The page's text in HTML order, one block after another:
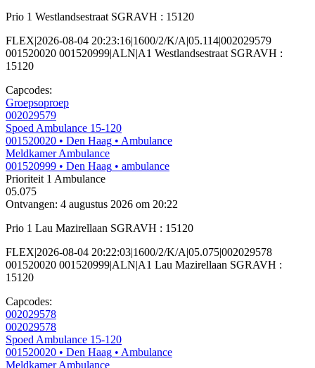
Prio 1 Westlandsestraat SGRAVH : 15120
FLEX|2026-08-04 20:23:16|1600/2/K/A|05.114|002029579
001520020 001520999|ALN|A1 Westlandsestraat SGRAVH :
15120
Capcodes:
Groepsoproep
002029579
Spoed Ambulance 15-120
001520020 • Den Haag • Ambulance
Meldkamer Ambulance
001520999 • Den Haag • ambulance
Prioriteit 1 Ambulance
05.075
Ontvangen: 4 augustus 2026 om 20:22
Prio 1 Lau Mazirellaan SGRAVH : 15120
FLEX|2026-08-04 20:22:03|1600/2/K/A|05.075|002029578
001520020 001520999|ALN|A1 Lau Mazirellaan SGRAVH :
15120
Capcodes:
002029578
002029578
Spoed Ambulance 15-120
001520020 • Den Haag • Ambulance
Meldkamer Ambulance